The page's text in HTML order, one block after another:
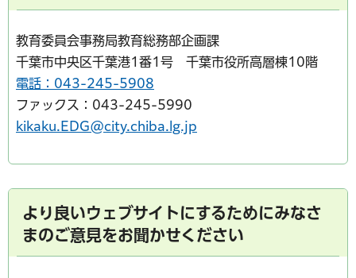
教育委員会事務局教育総務部企画課
千葉市中央区千葉港1番1号 千葉市役所高層棟10階
電話：043-245-5908
ファックス：043-245-5990
kikaku.EDG@city.chiba.lg.jp
より良いウェブサイトにするためにみなさ
まのご意見をお聞かせください